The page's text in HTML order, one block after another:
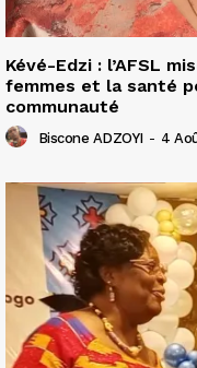
Kévé-Edzi : l’AFSL
femmes et la santé
communauté
Biscone ADZOYI - 4